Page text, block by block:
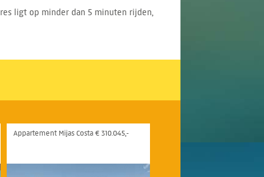
ligt op minder dan 5 minuten rijden,
Appartement Mijas Costa € 310.045,-